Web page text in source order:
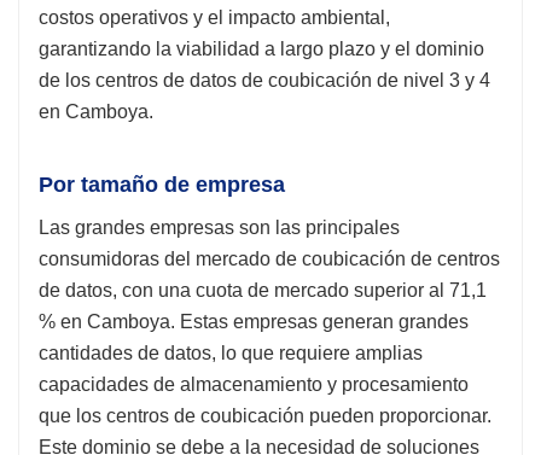
costos operativos y el impacto ambiental,
garantizando la viabilidad a largo plazo y el dominio
de los centros de datos de coubicación de nivel 3 y 4
en Camboya.
Por tamaño de empresa
Las grandes empresas son las principales
consumidoras del mercado de coubicación de centros
de datos, con una cuota de mercado superior al 71,1
% en Camboya. Estas empresas generan grandes
cantidades de datos, lo que requiere amplias
capacidades de almacenamiento y procesamiento
que los centros de coubicación pueden proporcionar.
Este dominio se debe a la necesidad de soluciones